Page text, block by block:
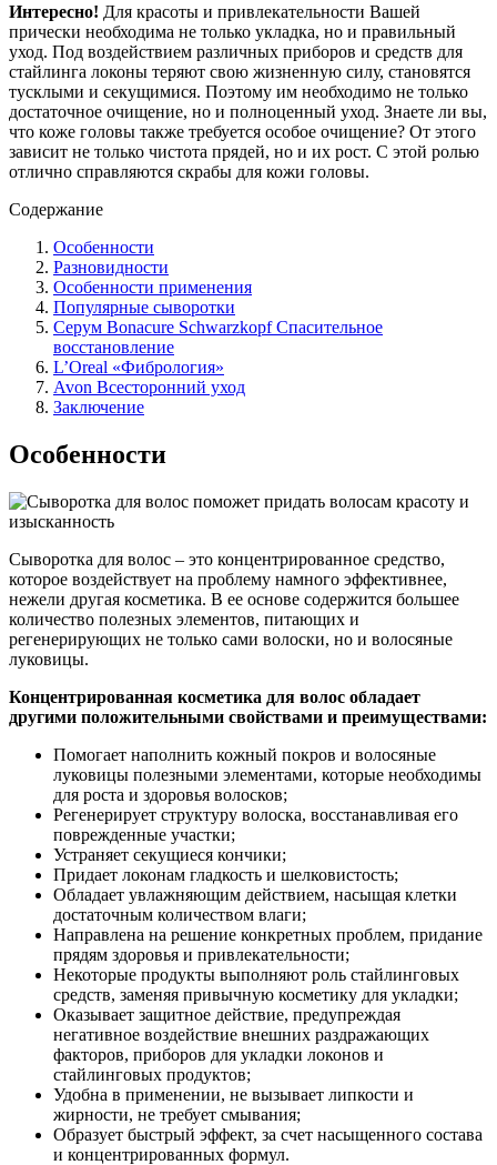
Интересно! Для красоты и привлекательности Вашей
прически необходима не только укладка, но и правильный
уход. Под воздействием различных приборов и средств для
стайлинга локоны теряют свою жизненную силу, становятся
тусклыми и секущимися. Поэтому им необходимо не только
достаточное очищение, но и полноценный уход. Знаете ли вы,
что коже головы также требуется особое очищение? От этого
зависит не только чистота прядей, но и их рост. С этой ролью
отлично справляются скрабы для кожи головы.
Содержание
Особенности
Разновидности
Особенности применения
Популярные сыворотки
Серум Bonacure Schwarzkopf Спасительное
восстановление
L’Oreal «Фибрология»
Avon Всесторонний уход
Заключение
Особенности
Сыворотка для волос – это концентрированное средство,
которое воздействует на проблему намного эффективнее,
нежели другая косметика. В ее основе содержится большее
количество полезных элементов, питающих и
регенерирующих не только сами волоски, но и волосяные
луковицы.
Концентрированная косметика для волос обладает
другими положительными свойствами и преимуществами:
Помогает наполнить кожный покров и волосяные
луковицы полезными элементами, которые необходимы
для роста и здоровья волосков;
Регенерирует структуру волоска, восстанавливая его
поврежденные участки;
Устраняет секущиеся кончики;
Придает локонам гладкость и шелковистость;
Обладает увлажняющим действием, насыщая клетки
достаточным количеством влаги;
Направлена на решение конкретных проблем, придание
прядям здоровья и привлекательности;
Некоторые продукты выполняют роль стайлинговых
средств, заменяя привычную косметику для укладки;
Оказывает защитное действие, предупреждая
негативное воздействие внешних раздражающих
факторов, приборов для укладки локонов и
стайлинговых продуктов;
Удобна в применении, не вызывает липкости и
жирности, не требует смывания;
Образует быстрый эффект, за счет насыщенного состава
и концентрированных формул.